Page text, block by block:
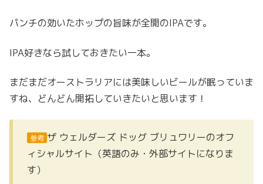
パンチの効いたホップの旨味が全開のIPAです。
IPA好きなら試しておきたい一本。
まだまだオーストラリアには美味しいビールが眠っていま
すね、どんどん開拓していきたいと思います！
参考 ザ ウェルダーズ ドッグ ブリュワリーのオフ
ィシャルサイト（英語のみ・外部サイトになりま
す）